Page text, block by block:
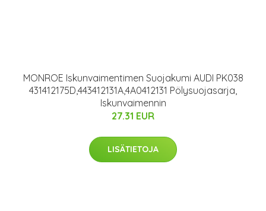
MONROE Iskunvaimentimen Suojakumi AUDI PK038
431412175D,443412131A,4A0412131 Pölysuojasarja,
Iskunvaimennin
27.31 EUR
LISÄTIETOJA